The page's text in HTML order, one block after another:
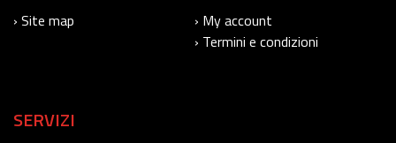
› Site map
› My account
› Termini e condizioni
SERVIZI